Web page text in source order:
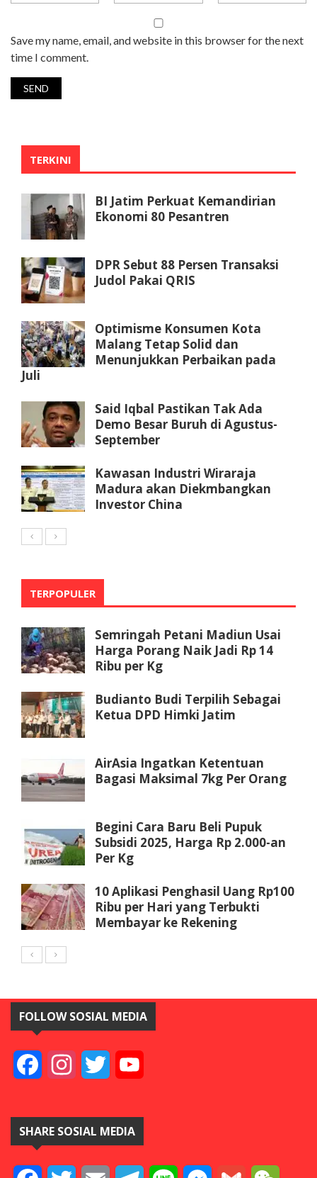
Save my name, email, and website in this browser for the next
time I comment.
TERKINI
BI Jatim Perkuat Kemandirian
Ekonomi 80 Pesantren
DPR Sebut 88 Persen Transaksi
Judol Pakai QRIS
Optimisme Konsumen Kota
Malang Tetap Solid dan
Menunjukkan Perbaikan pada
Juli
Said Iqbal Pastikan Tak Ada
Demo Besar Buruh di Agustus-
September
Kawasan Industri Wiraraja
Madura akan Diekmbangkan
Investor China
TERPOPULER
Semringah Petani Madiun Usai
Harga Porang Naik Jadi Rp 14
Ribu per Kg
Budianto Budi Terpilih Sebagai
Ketua DPD Himki Jatim
AirAsia Ingatkan Ketentuan
Bagasi Maksimal 7kg Per Orang
Begini Cara Baru Beli Pupuk
Subsidi 2025, Harga Rp 2.000-an
Per Kg
10 Aplikasi Penghasil Uang Rp100
Ribu per Hari yang Terbukti
Membayar ke Rekening
FOLLOW SOSIAL MEDIA
FacebookInstagramTwitter
SHARE SOSIAL MEDIA